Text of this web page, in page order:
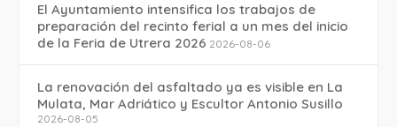
El Ayuntamiento intensifica los trabajos de
preparación del recinto ferial a un mes del inicio
de la Feria de Utrera 2026 2026-08-06
La renovación del asfaltado ya es visible en La
Mulata, Mar Adriático y Escultor Antonio Susillo
2026-08-05